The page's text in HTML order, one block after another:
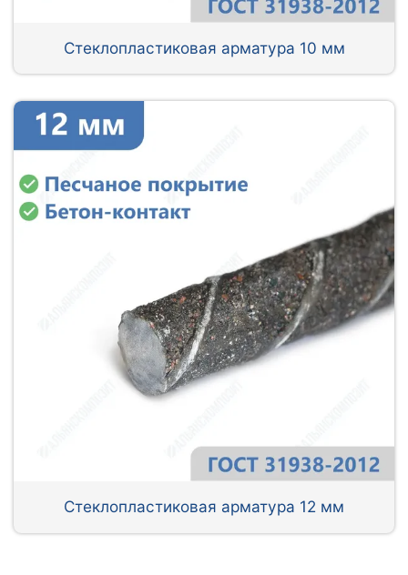
Стеклопластиковая арматура 10 мм
Стеклопластиковая арматура 12 мм